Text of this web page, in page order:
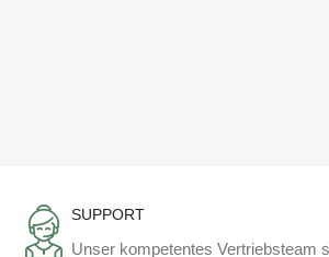
SUPPORT
Unser kompetentes Vertriebsteam